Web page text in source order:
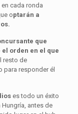
cada ronda
optarán a
que
orden en el que
resto de
para responder él
es todo un éxito
Hungría, antes de